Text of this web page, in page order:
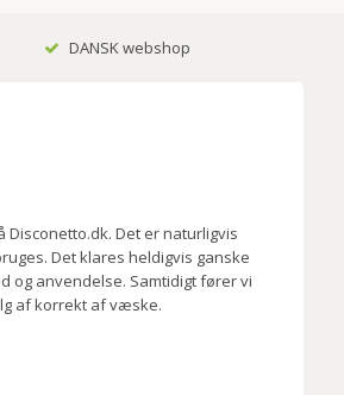
DANSK webshop
Det er naturligvis
Det klares heldigvis ganske
og anvendelse. Samtidigt fører vi
af korrekt af væske.